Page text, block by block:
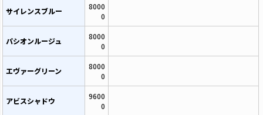
サイレンスブルー
8000
0
パシオンルージュ
8000
0
エヴァーグリーン
8000
0
アビスシャドウ
9600
0